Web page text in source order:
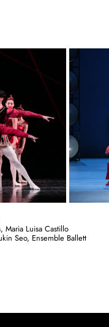
Maria Luisa Castillo
Seo, Ensemble Ballett